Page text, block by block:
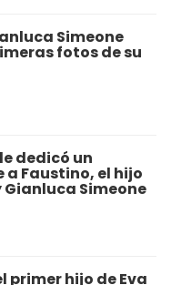
Simeone
fotos de su
dedicó un
Faustino, el hijo
Gianluca Simeone
primer hijo de Eva